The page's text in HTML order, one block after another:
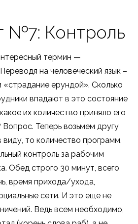
№7: Контроль
термин —
на человеческий язык –
ерундой». Сколько
впадают в это состояние
их количество приняло его
Теперь возьмем другу
то количество программ,
контроль за рабочим
Обед строго 30 минут, всего
время прихода/ухода,
сети. И это еще не
Ведь всем необходимо,